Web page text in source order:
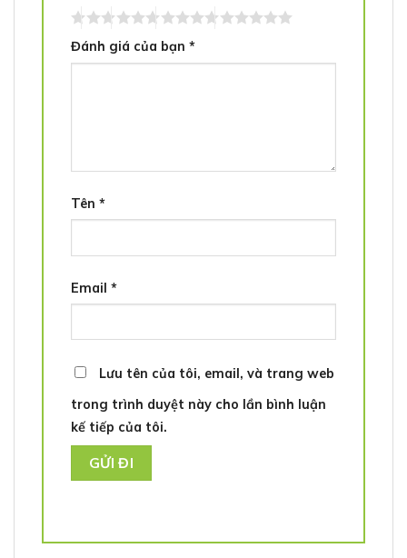
Đánh giá của bạn *
Tên *
Email *
Lưu tên của tôi, email, và trang web
trong trình duyệt này cho lần bình luận
kế tiếp của tôi.